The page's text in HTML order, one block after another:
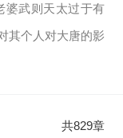
婆武则天太过于有
其个人对大唐的影
杂多变的，让我
主，武则天为辅
共829章